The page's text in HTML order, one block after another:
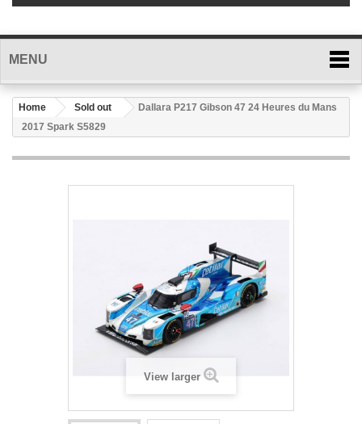
MENU
Home Sold out
Dallara P217 Gibson 47 24 Heures du Mans
2017 Spark S5829
View larger